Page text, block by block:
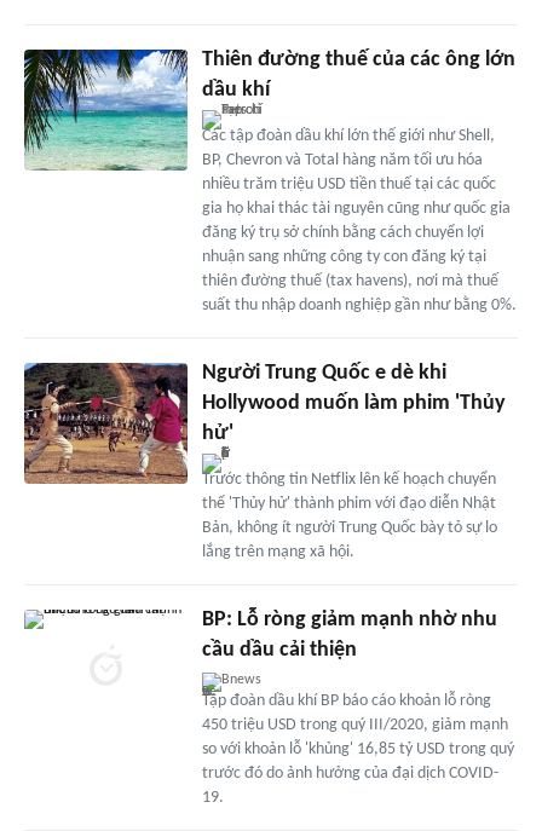
Thiên đường thuế của các ông lớn
dầu khí
Các tập đoàn dầu khí lớn thế giới như Shell,
BP, Chevron và Total hàng năm tối ưu hóa
nhiều trăm triệu USD tiền thuế tại các quốc
gia họ khai thác tài nguyên cũng như quốc gia
đăng ký trụ sở chính bằng cách chuyển lợi
nhuận sang những công ty con đăng ký tại
thiên đường thuế (tax havens), nơi mà thuế
suất thu nhập doanh nghiệp gần như bằng 0%.
Người Trung Quốc e dè khi
Hollywood muốn làm phim 'Thủy
hử'
Trước thông tin Netflix lên kế hoạch chuyển
thể 'Thủy hử' thành phim với đạo diễn Nhật
Bản, không ít người Trung Quốc bày tỏ sự lo
lắng trên mạng xã hội.
BP: Lỗ ròng giảm mạnh nhờ nhu
cầu dầu cải thiện
Bnews
Tập đoàn dầu khí BP báo cáo khoản lỗ ròng
450 triệu USD trong quý III/2020, giảm mạnh
so với khoản lỗ 'khủng' 16,85 tỷ USD trong quý
trước đó do ảnh hưởng của đại dịch COVID-
19.